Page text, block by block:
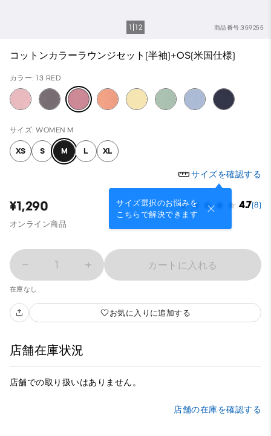
商品番号:359255
1 12
コットンカラーラウンジセット(半袖)+OS(米国仕様)
カラー: 13 RED
サイズ: WOMEN M
XS S M L XL
サイズを確認する
サイズ選択のお悩みを
こちらで解決できます
¥1,290 4.7(8)
オンライン商品
1 カートに入れる
在庫なし
お気に入りに追加する
店舗在庫状況
店舗での取り扱いはありません。
店舗の在庫を確認する